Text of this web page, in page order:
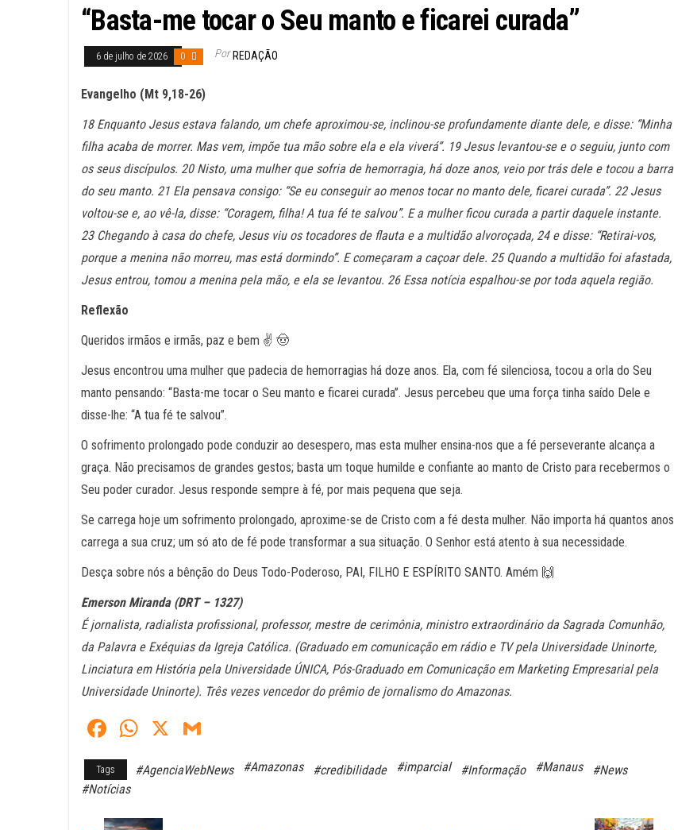
“Basta-me tocar o Seu manto e ficarei curada”
6 de julho de 2026 0 Por REDAÇÃO
Evangelho (Mt 9,18-26)
18 Enquanto Jesus estava falando, um chefe aproximou-se, inclinou-se profundamente diante dele, e disse: “Minha
filha acaba de morrer. Mas vem, impõe tua mão sobre ela e ela viverá”. 19 Jesus levantou-se e o seguiu, junto com
os seus discípulos. 20 Nisto, uma mulher que sofria de hemorragia, há doze anos, veio por trás dele e tocou a barra
do seu manto. 21 Ela pensava consigo: “Se eu conseguir ao menos tocar no manto dele, ficarei curada”. 22 Jesus
voltou-se e, ao vê-la, disse: “Coragem, filha! A tua fé te salvou”. E a mulher ficou curada a partir daquele instante.
23 Chegando à casa do chefe, Jesus viu os tocadores de flauta e a multidão alvoroçada, 24 e disse: “Retirai-vos,
porque a menina não morreu, mas está dormindo”. E começaram a caçoar dele. 25 Quando a multidão foi afastada,
Jesus entrou, tomou a menina pela mão, e ela se levantou. 26 Essa notícia espalhou-se por toda aquela região.
Reflexão
Queridos irmãos e irmãs, paz e bem ✌️ 🤠
Jesus encontrou uma mulher que padecia de hemorragias há doze anos. Ela, com fé silenciosa, tocou a orla do Seu
manto pensando: “Basta-me tocar o Seu manto e ficarei curada”. Jesus percebeu que uma força tinha saído Dele e
disse-lhe: “A tua fé te salvou”.
O sofrimento prolongado pode conduzir ao desespero, mas esta mulher ensina-nos que a fé perseverante alcança a
graça. Não precisamos de grandes gestos; basta um toque humilde e confiante ao manto de Cristo para recebermos o
Seu poder curador. Jesus responde sempre à fé, por mais pequena que seja.
Se carrega hoje um sofrimento prolongado, aproxime-se de Cristo com a fé desta mulher. Não importa há quantos anos
carrega a sua cruz; um só ato de fé pode transformar a sua situação. O Senhor está atento à sua necessidade.
Desça sobre nós a bênção do Deus Todo-Poderoso, PAI, FILHO E ESPÍRITO SANTO. Amém 🙌
Emerson Miranda (DRT – 1327)
É jornalista, radialista profissional, professor, mestre de cerimônia, ministro extraordinário da Sagrada Comunhão,
da Palavra e Exéquias da Igreja Católica. (Graduado em comunicação em rádio e TV pela Universidade Uninorte,
Linciatura em História pela Universidade ÚNICA, Pós-Graduado em Comunicação em Marketing Empresarial pela
Universidade Uninorte). Três vezes vencedor do prêmio de jornalismo do Amazonas.
Fa
ce
bo
ok
W
ts
X
ail
Tags #AgenciaWebNews #Amazonas #credibilidade #imparcial #Informação #Manaus
#News
#Notícias